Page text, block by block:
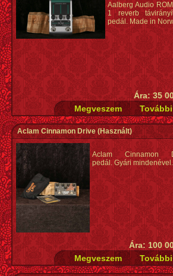
Aalberg Audio
1 reverb
pedál. Made in
Ára: 35
Aclam Cinnamon Drive(Használt)
Aclam Cinnamon
pedál. Gyári mindenével.
Ára: 100